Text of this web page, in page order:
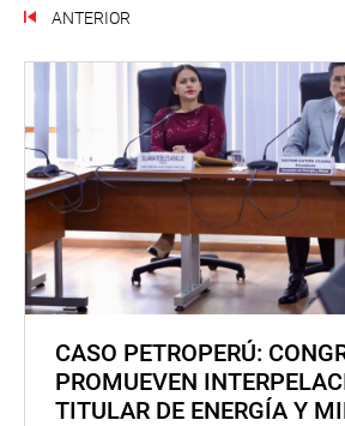
ANTERIOR
CASO PETROPERÚ:
PROMUEVEN
TITULAR DE ENERGÍA Y